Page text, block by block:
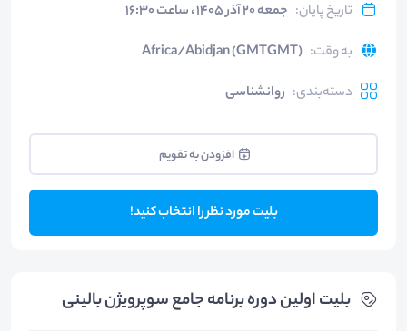
تاریخ پایان: جمعه ۲۰ آذر ۱۴۰۵ ، ساعت ۱۶:۳۰
به وقت:
Africa/Abidjan (GMTGMT)
دسته‌بندی: روانشناسی
افزودن به تقویم
بلیت مورد نظر را انتخاب کنید!
بلیت‌ اولین دوره برنامه جامع سوپرویژن بالینی